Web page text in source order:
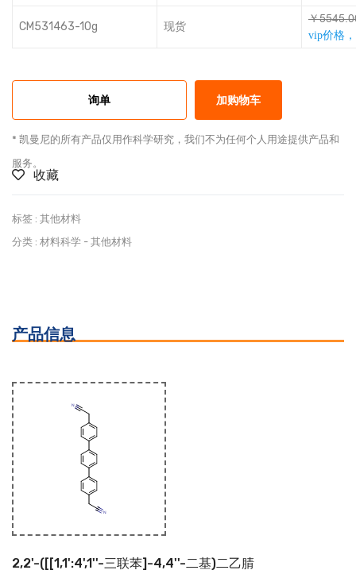
CM531463-10g 现货
￥
vip价格
询单 加购物车
* 凯曼尼的所有产品仅用作科学研究，我们不为任何个人用途提供产品和
服务。
收藏
标签 : 其他材料
分类 : 材料科学 - 其他材料
产品信息
2,2'-([[1,1':4',1''-三联苯]-4,4''-二基)二乙腈